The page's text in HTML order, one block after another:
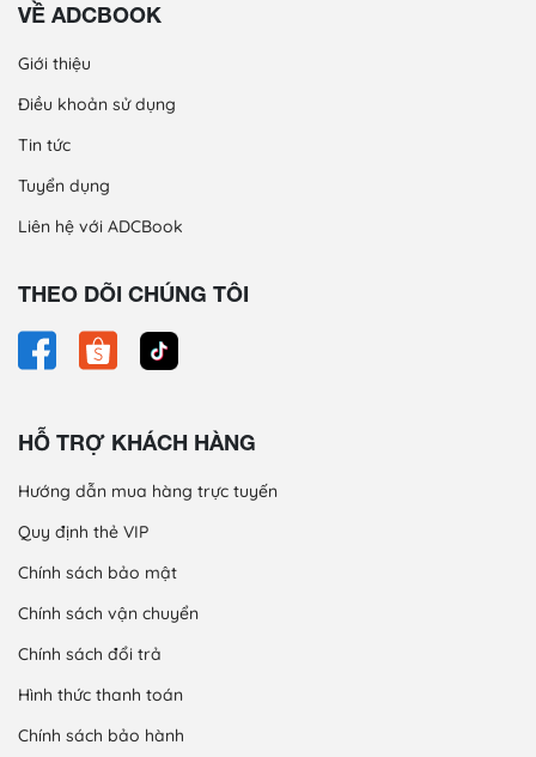
VỀ ADCBOOK
Giới thiệu
Điều khoản sử dụng
Tin tức
Tuyển dụng
Liên hệ với ADCBook
THEO DÕI CHÚNG TÔI
HỖ TRỢ KHÁCH HÀNG
Hướng dẫn mua hàng trực tuyến
Quy định thẻ VIP
Chính sách bảo mật
Chính sách vận chuyển
Chính sách đổi trả
Hình thức thanh toán
Chính sách bảo hành